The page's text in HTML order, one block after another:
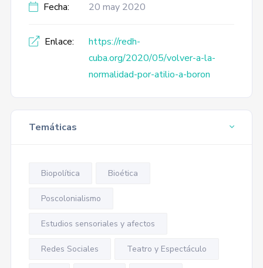
Fecha: 20 may 2020
Enlace:
https://redh-
cuba.org/2020/05/volver-a-la-
normalidad-por-atilio-a-boron
Temáticas
Biopolítica Bioética
Poscolonialismo
Estudios sensoriales y afectos
Redes Sociales Teatro y Espectáculo